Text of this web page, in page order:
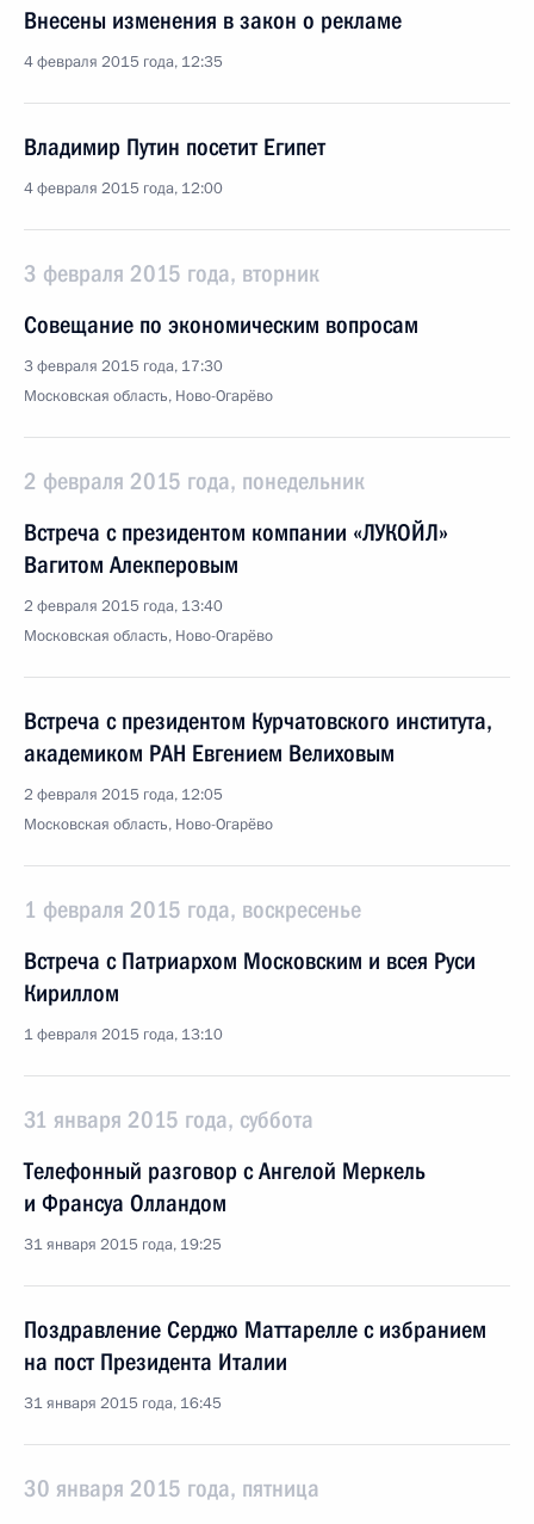
Внесены изменения в закон о рекламе
4 февраля 2015 года, 12:35
Владимир Путин посетит Египет
4 февраля 2015 года, 12:00
3 февраля 2015 года, вторник
Совещание по экономическим вопросам
3 февраля 2015 года, 17:30
Московская область, Ново-Огарёво
2 февраля 2015 года, понедельник
Встреча с президентом компании «ЛУКОЙЛ»
Вагитом Алекперовым
2 февраля 2015 года, 13:40
Московская область, Ново-Огарёво
Встреча с президентом Курчатовского института,
академиком РАН Евгением Велиховым
2 февраля 2015 года, 12:05
Московская область, Ново-Огарёво
1 февраля 2015 года, воскресенье
Встреча с Патриархом Московским и всея Руси
Кириллом
1 февраля 2015 года, 13:10
31 января 2015 года, суббота
Телефонный разговор с Ангелой Меркель
и Франсуа Олландом
31 января 2015 года, 19:25
Поздравление Серджо Маттарелле с избранием
на пост Президента Италии
31 января 2015 года, 16:45
30 января 2015 года, пятница